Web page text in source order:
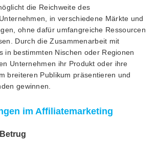
die Reichweite des
in verschiedene Märkte und
ohne dafür umfangreiche Ressourcen
Durch die Zusammenarbeit mit
in bestimmten Nischen oder Regionen
Unternehmen ihr Produkt oder ihre
breiteren Publikum präsentieren und
gewinnen.
im Affiliatemarketing